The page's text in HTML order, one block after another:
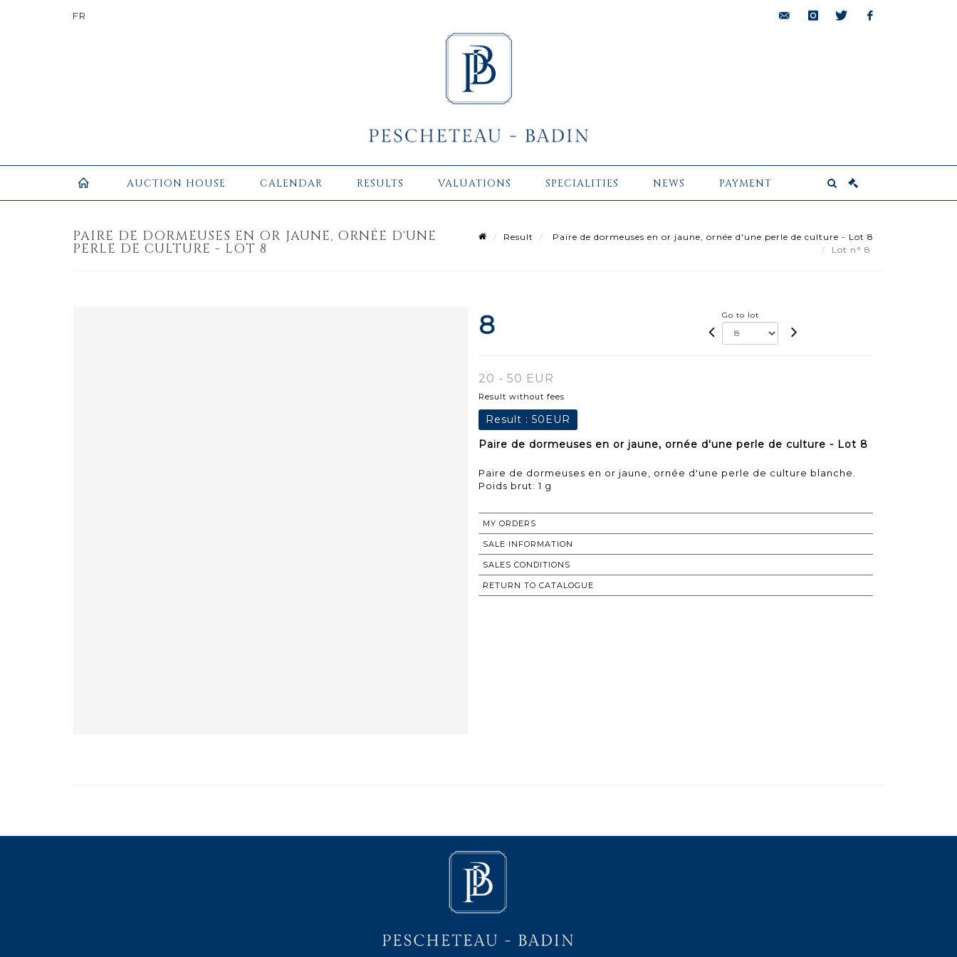
AUCTION HOUSE CALENDAR RESULTS VALUATIONS SPECIALITIES NEWS PAYMENT
PAIRE DE DORMEUSES EN OR JAUNE, ORNÉE D'UNE
PERLE DE CULTURE - LOT 8
Result
Paire de dormeuses en or jaune, ornée d'une perle de culture - Lot 8
Lot n° 8
8 Go to lot
20 - 50 EUR
Result without fees
Result : 50EUR
Paire de dormeuses en or jaune, ornée d'une perle de culture - Lot 8
Paire de dormeuses en or jaune, ornée d'une perle de culture blanche.
Poids brut: 1 g
MY ORDERS
SALE INFORMATION
SALES CONDITIONS
RETURN TO CATALOGUE